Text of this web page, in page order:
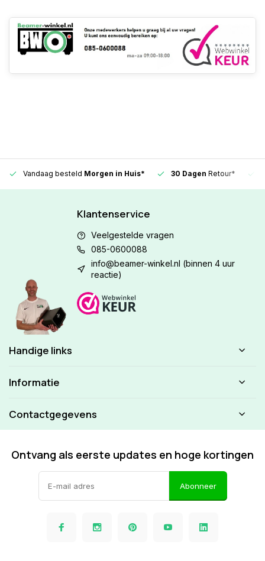
Vandaag besteld Morgen in Huis* 30 Dagen Retour*
Klantenservice
Veelgestelde vragen
085-0600088
info@beamer-winkel.nl (binnen 4 uur
reactie)
Handige links
Informatie
Contactgegevens
Ontvang als eerste updates en hoge kortingen
Abonneer